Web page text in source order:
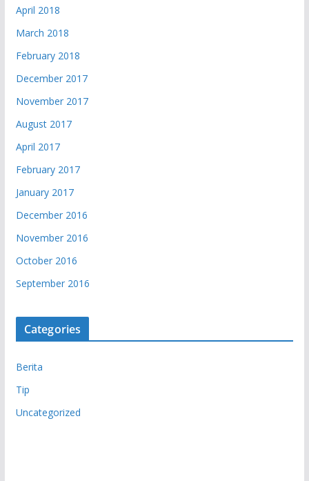
April 2018
March 2018
February 2018
December 2017
November 2017
August 2017
April 2017
February 2017
January 2017
December 2016
November 2016
October 2016
September 2016
Categories
Berita
Tip
Uncategorized